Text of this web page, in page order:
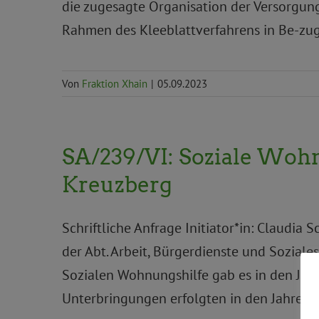
die zugesagte Organisation der
Rahmen des Kleeblattverfahrens in Be-
Von Fraktion Xhain | 05.09.2023
SA/239/VI: Soziale
Kreuzberg
Schriftliche Anfrage Initiator*in: Claudia
der Abt. Arbeit, Bürgerdienste und
Sozialen Wohnungshilfe gab es in den
Unterbringungen erfolgten in den Jahren